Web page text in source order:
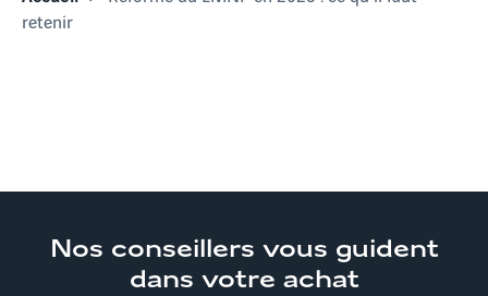
retenir
Nos conseillers vous guident
dans votre achat